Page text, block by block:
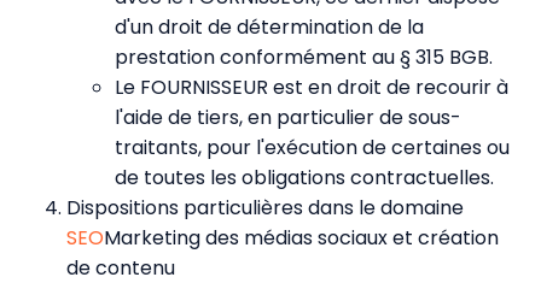
d'un droit de détermination de la
prestation conformément au § 315 BGB.
Le FOURNISSEUR est en droit de recourir à
l'aide de tiers, en particulier de sous-
traitants, pour l'exécution de certaines ou
de toutes les obligations contractuelles.
Dispositions particulières dans le domaine
SEOMarketing des médias sociaux et création
de contenu